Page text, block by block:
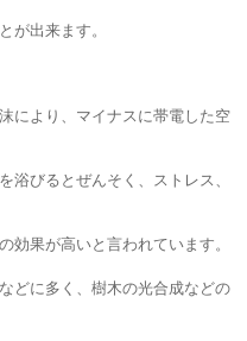
が出来ます。
により、マイナスに帯電した空
浴びるとぜんそく、ストレス、
効果が高いと言われています。
どに多く、樹木の光合成などの